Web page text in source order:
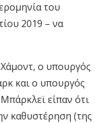
του
2019 – να
ο υπουργός
και ο υπουργός
είπαν ότι
καθυστέρηση (της